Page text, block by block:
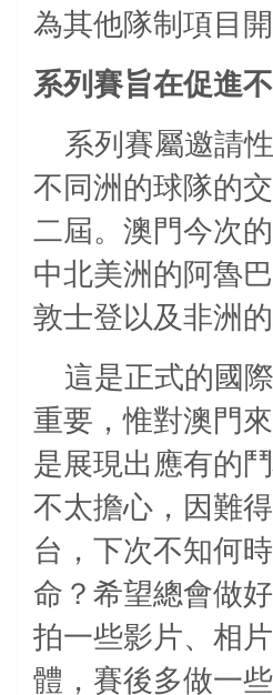
為其他隊制項目開
系列賽旨在促進
系列賽屬邀請
不同洲的球隊的
二屆。澳門今次
中北美洲的阿魯
敦士登以及非洲的
這是正式的國
重要，惟對澳門
是展現出應有的
不太擔心，因難
台，下次不知何時
命？ 希望總會做
拍一些影片、相
體，賽後多做一